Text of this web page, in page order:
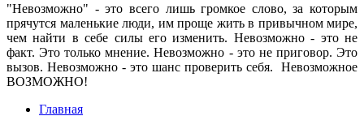
"Невозможно" - это всего лишь громкое слово, за которым
прячутся маленькие люди, им проще жить в привычном мире,
чем найти в себе силы его изменить. Невозможно - это не
факт. Это только мнение. Невозможно - это не приговор. Это
вызов. Невозможно - это шанс проверить себя. Невозможное
ВОЗМОЖНО!
Главная